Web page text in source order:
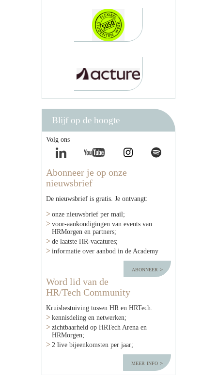
Blijf op de hoogte
Volg ons
Abonneer je op onze
nieuwsbrief
De nieuwsbrief is gratis. Je ontvangt:
onze nieuwsbrief per mail;
voor-aankondigingen van events van
HRMorgen en partners;
de laatste HR-vacatures;
informatie over aanbod in de Academy
abonneer
Word lid van de
HR/Tech Community
Kruisbestuiving tussen HR en HRTech:
kennisdeling en netwerken;
zichtbaarheid op HRTech Arena en
HRMorgen;
2 live bijeenkomsten per jaar;
meer info